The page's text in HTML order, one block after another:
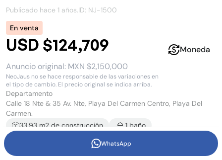
Publicado hace 1 años.ID: NJ-1500
En venta
USD $124,709
Anuncio original: MXN $2,150,000
NeoJaus no se hace responsable de las variaciones en
el tipo de cambio. El precio original se indica arriba.
Moneda
Departamento
Calle 18 Nte & 35 Av. Nte, Playa Del Carmen Centro, Playa Del
Carmen.
33.93 m2 de construcción 1 baño
WhatsApp